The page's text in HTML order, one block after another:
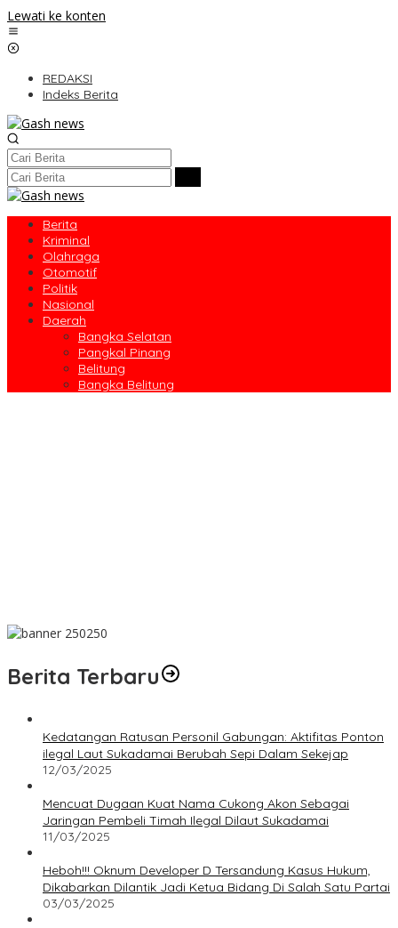
Lewati ke konten
REDAKSI
Indeks Berita
Berita
Kriminal
Olahraga
Otomotif
Politik
Nasional
Daerah
Bangka Selatan
Pangkal Pinang
Belitung
Bangka Belitung
Berita Terbaru
Kedatangan Ratusan Personil Gabungan: Aktifitas Ponton
ilegal Laut Sukadamai Berubah Sepi Dalam Sekejap
12/03/2025
Mencuat Dugaan Kuat Nama Cukong Akon Sebagai
Jaringan Pembeli Timah Ilegal Dilaut Sukadamai
11/03/2025
Heboh!!! Oknum Developer D Tersandung Kasus Hukum,
Dikabarkan Dilantik Jadi Ketua Bidang Di Salah Satu Partai
03/03/2025